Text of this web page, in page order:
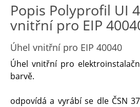
Popis Polyprofil UI
vnitřní pro EIP
Úhel vnitřní pro EIP 40040
Úhel vnitřní pro
barvě.
odpovídá a vyrábí se dle ČSN